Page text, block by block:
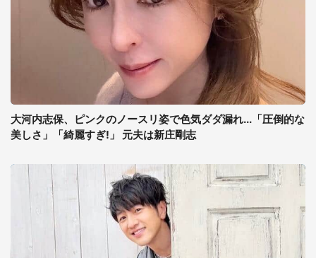
大河内志保、ピンクのノースリ姿で色気ダダ漏れ...「圧倒的な
美しさ」「綺麗すぎ!」 元夫は新庄剛志